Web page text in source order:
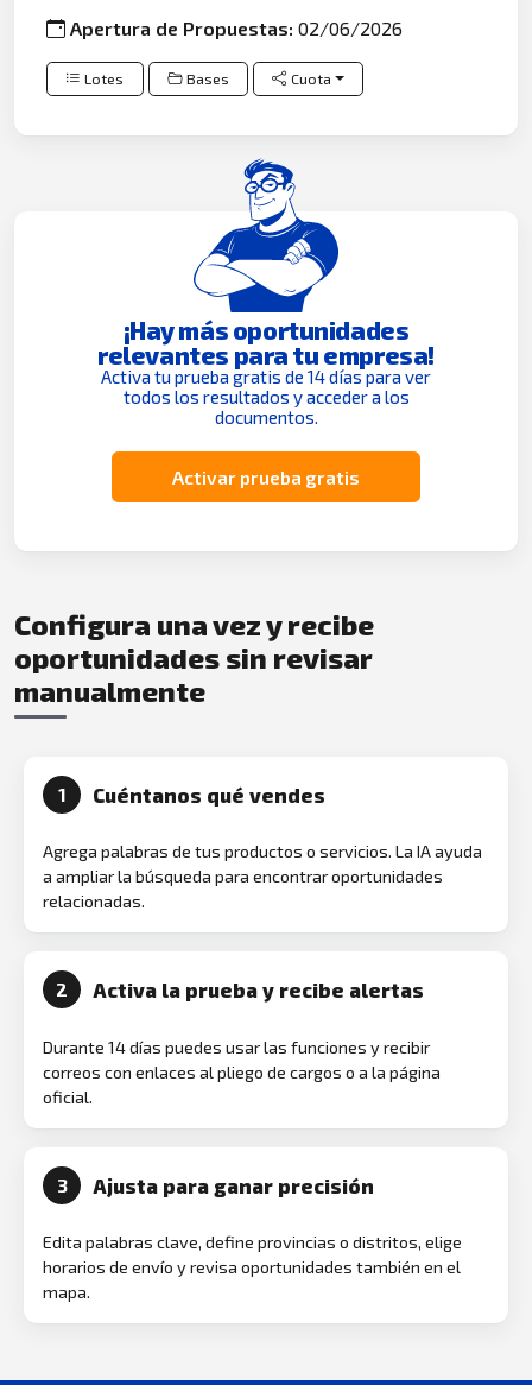
Apertura de Propuestas:02/06/2026
Lotes Bases Cuota
¡Hay más oportunidades
relevantes para tu empresa!
Activa tu prueba gratis de 14 días para ver
todos los resultados y acceder a los
documentos.
Activar prueba gratis
Configura una vez y recibe
oportunidades sin revisar
manualmente
1 Cuéntanos qué vendes
Agrega palabras de tus productos o servicios. La IA ayuda
a ampliar la búsqueda para encontrar oportunidades
relacionadas.
2 Activa la prueba y recibe alertas
Durante 14 días puedes usar las funciones y recibir
correos con enlaces al pliego de cargos o a la página
oficial.
3 Ajusta para ganar precisión
Edita palabras clave, define provincias o distritos, elige
horarios de envío y revisa oportunidades también en el
mapa.